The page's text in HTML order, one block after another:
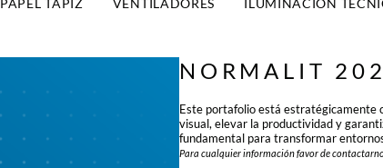
PAPEL TAPIZ VENTILADORES ILUMINACIÓN
NORMALIT
Este portafolio está estratégicamente
visual, elevar la productividad y
fundamental para transformar
Para cualquier información favor de